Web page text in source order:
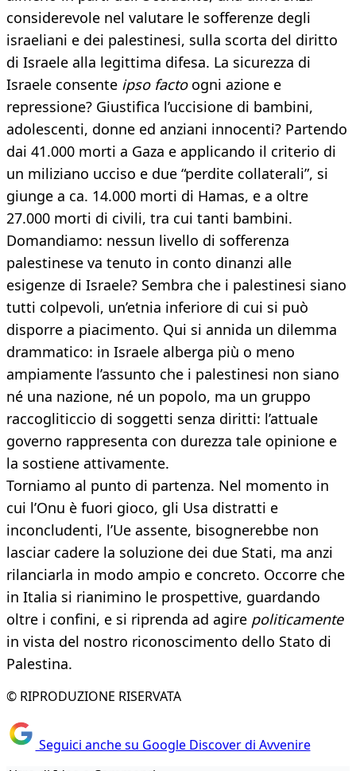
considerevole nel valutare le sofferenze degli
israeliani e dei palestinesi, sulla scorta del diritto
di Israele alla legittima difesa. La sicurezza di
Israele consente ipso factoogni azione e
repressione? Giustifica l’uccisione di bambini,
adolescenti, donne ed anziani innocenti? Partendo
dai 41.000 morti a Gaza e applicando il criterio di
un miliziano ucciso e due “perdite collaterali”, si
giunge a ca. 14.000 morti di Hamas, e a oltre
27.000 morti di civili, tra cui tanti bambini.
Domandiamo: nessun livello di sofferenza
palestinese va tenuto in conto dinanzi alle
esigenze di Israele? Sembra che i palestinesi siano
tutti colpevoli, un’etnia inferiore di cui si può
disporre a piacimento. Qui si annida un dilemma
drammatico: in Israele alberga più o meno
ampiamente l’assunto che i palestinesi non siano
né una nazione, né un popolo, ma un gruppo
raccogliticcio di soggetti senza diritti: l’attuale
governo rappresenta con durezza tale opinione e
la sostiene attivamente.
Torniamo al punto di partenza. Nel momento in
cui l’Onu è fuori gioco, gli Usa distratti e
inconcludenti, l’Ue assente, bisognerebbe non
lasciar cadere la soluzione dei due Stati, ma anzi
rilanciarla in modo ampio e concreto. Occorre che
in Italia si rianimino le prospettive, guardando
oltre i confini, e si riprenda ad agire politicamente
in vista del nostro riconoscimento dello Stato di
Palestina.
© RIPRODUZIONE RISERVATA
Seguici anche su Google Discover di Avvenire